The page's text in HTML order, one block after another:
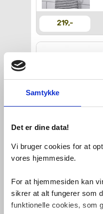
Samtykke
Det er dine data!
Vi bruger cookies for at
vores hjemmeside.
For at hjemmesiden kan
sikrer at alt fungerer som
funktionelle cookies, som
219,-
448,-